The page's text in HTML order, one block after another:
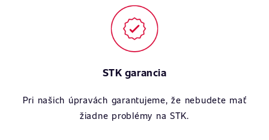
STK garancia
Pri našich úpravách garantujeme, že nebudete mať
žiadne problémy na STK.